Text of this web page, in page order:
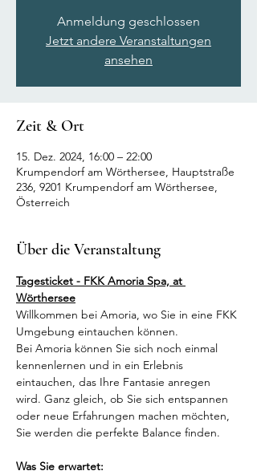
Anmeldung geschlossen
Jetzt andere Veranstaltungen
ansehen
Zeit & Ort
15. Dez. 2024, 16:00 – 22:00
Krumpendorf am Wörthersee, Hauptstraße
236, 9201 Krumpendorf am Wörthersee,
Österreich
Über die Veranstaltung
Tagesticket - FKK Amoria Spa, at
Wörthersee
Willkommen bei Amoria, wo Sie in eine FKK
Umgebung eintauchen können.
Bei Amoria können Sie sich noch einmal
kennenlernen und in ein Erlebnis
eintauchen, das Ihre Fantasie anregen
wird. Ganz gleich, ob Sie sich entspannen
oder neue Erfahrungen machen möchten,
Sie werden die perfekte Balance finden.
Was Sie erwartet: